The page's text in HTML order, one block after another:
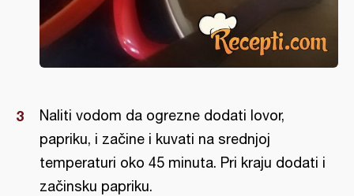
Naliti vodom da ogrezne dodati lovor,
papriku, i začine i kuvati na srednjoj
temperaturi oko 45 minuta. Pri kraju dodati i
začinsku papriku.